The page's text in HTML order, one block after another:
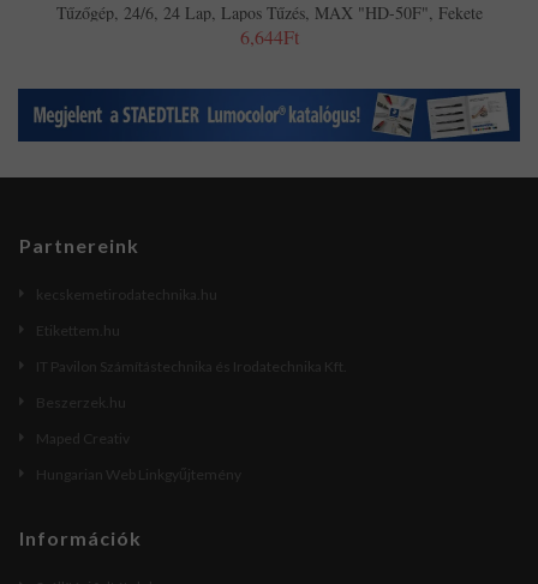
Tűzőgép, 24/6, 24 Lap, Lapos Tűzés, MAX "HD-50F", Fekete
6,644Ft
Partnereink
kecskemetirodatechnika.hu
Etikettem.hu
IT Pavilon Számítástechnika és Irodatechnika Kft.
Beszerzek.hu
Maped Creativ
Hungarian Web Linkgyűjtemény
Információk